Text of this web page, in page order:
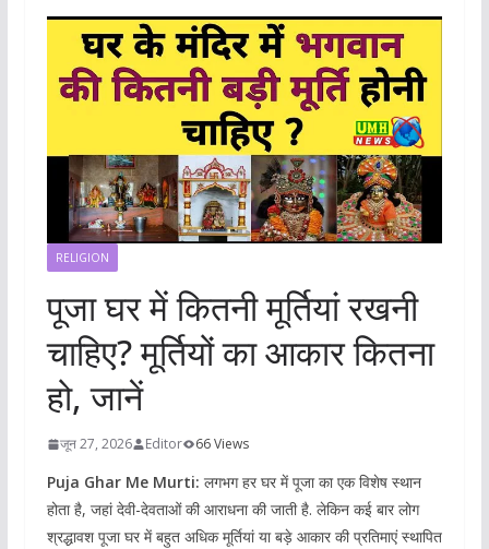
RELIGION
पूजा घर में कितनी मूर्तियां रखनी
चाहिए? मूर्तियों का आकार कितना
हो, जानें
जून 27, 2026 Editor 66 Views
Puja Ghar Me Murti: लगभग हर घर में पूजा का एक विशेष स्थान
होता है, जहां देवी-देवताओं की आराधना की जाती है. लेकिन कई बार लोग
श्रद्धावश पूजा घर में बहुत अधिक मूर्तियां या बड़े आकार की प्रतिमाएं स्थापित